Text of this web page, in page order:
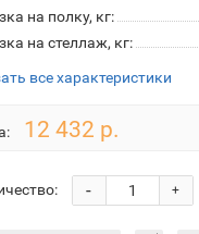
на полку, кг:
на стеллаж, кг:
все характеристики
12 432 р.
+
-